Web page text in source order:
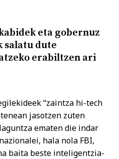
eta gobernuz
salatu dute
erabiltzen ari
“zaintza hi-tech
jasotzen zuten
ematen die indar
hala nola FBI,
baita beste inteligentzia-